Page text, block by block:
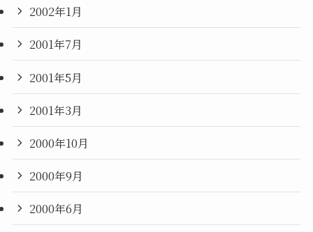
2002年1月
2001年7月
2001年5月
2001年3月
2000年10月
2000年9月
2000年6月